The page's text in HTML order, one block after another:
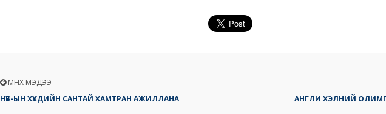
ӨМНӨХ МЭДЭЭ
НҮБ-ЫН ХҮҮХДИЙН САНТАЙ ХАМТРАН АЖИЛЛАНА
АНГЛИ ХЭЛНИЙ